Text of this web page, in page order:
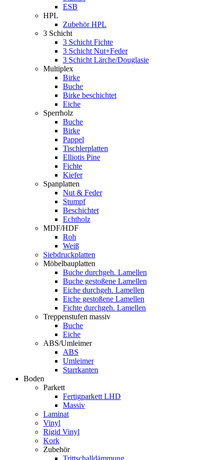
ESB
HPL
Zubehör HPL
3 Schicht
3 Schicht Fichte
3 Schicht Nut+Feder
3 Schicht Lärche/Douglasie
Multiplex
Birke
Buche
Birke beschichtet
Eiche
Sperrholz
Buche
Birke
Pappel
Tischlerplatten
Elliotis Pine
Fichte
Kiefer
Spanplatten
Nut & Feder
Stumpf
Beschichtet
Echtholz
MDF/HDF
Roh
Weiß
Siebdruckplatten
Möbelbauplatten
Buche durchgeh. Lamellen
Buche gestoßene Lamellen
Eiche durchgeh. Lamellen
Eiche gestoßene Lamellen
Fichte durchgeh. Lamellen
Treppenstufen massiv
Buche
Eiche
ABS/Umleimer
ABS
Umleimer
Starrkanten
Boden
Parkett
Fertigparkett LHD
Massiv
Laminat
Vinyl
Rigid Vinyl
Kork
Zubehör
Trittschalldämmung